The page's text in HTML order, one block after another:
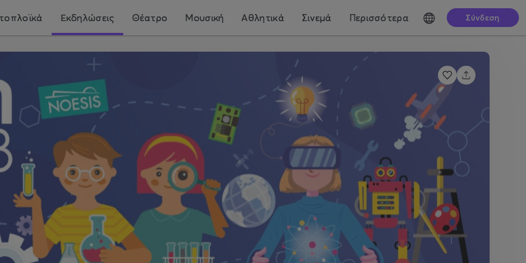
Εκδηλώσεις Θέατρο Μουσική Αθλητικά Σινεμά Περισσότερα Σύνδεση